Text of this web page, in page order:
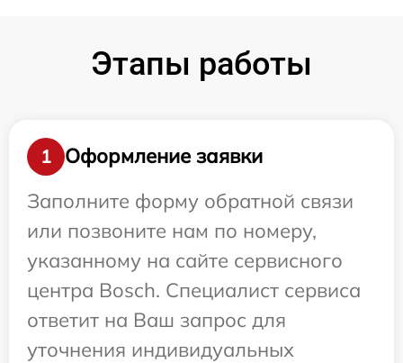
Этапы работы
1
Оформление заявки
Заполните форму обратной связи
или позвоните нам по номеру,
указанному на сайте сервисного
центра Bosch. Специалист сервиса
ответит на Ваш запрос для
уточнения индивидуальных